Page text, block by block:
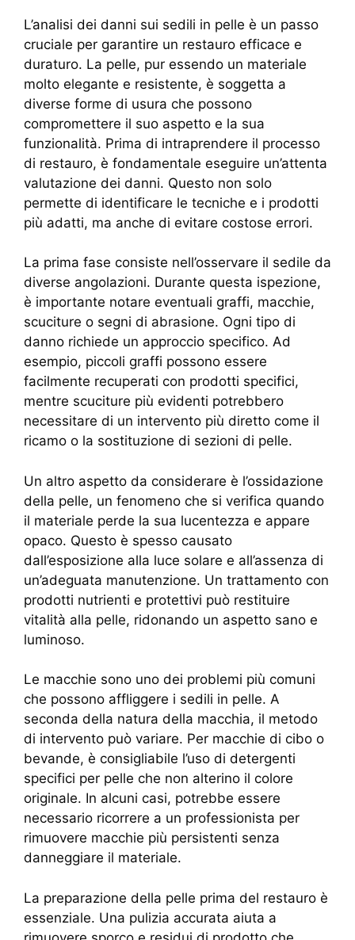
L’analisi dei danni sui sedili in pelle è un passo
cruciale per garantire un restauro efficace e
duraturo. La pelle, pur essendo un materiale
molto elegante e resistente, è soggetta a
diverse forme di usura che possono
compromettere il suo aspetto e la sua
funzionalità. Prima di intraprendere il processo
di restauro, è fondamentale eseguire un’attenta
valutazione dei danni. Questo non solo
permette di identificare le tecniche e i prodotti
più adatti, ma anche di evitare costose errori.
La prima fase consiste nell’osservare il sedile da
diverse angolazioni. Durante questa ispezione,
è importante notare eventuali graffi, macchie,
scuciture o segni di abrasione. Ogni tipo di
danno richiede un approccio specifico. Ad
esempio, piccoli graffi possono essere
facilmente recuperati con prodotti specifici,
mentre scuciture più evidenti potrebbero
necessitare di un intervento più diretto come il
ricamo o la sostituzione di sezioni di pelle.
Un altro aspetto da considerare è l’ossidazione
della pelle, un fenomeno che si verifica quando
il materiale perde la sua lucentezza e appare
opaco. Questo è spesso causato
dall’esposizione alla luce solare e all’assenza di
un’adeguata manutenzione. Un trattamento con
prodotti nutrienti e protettivi può restituire
vitalità alla pelle, ridonando un aspetto sano e
luminoso.
Le macchie sono uno dei problemi più comuni
che possono affliggere i sedili in pelle. A
seconda della natura della macchia, il metodo
di intervento può variare. Per macchie di cibo o
bevande, è consigliabile l’uso di detergenti
specifici per pelle che non alterino il colore
originale. In alcuni casi, potrebbe essere
necessario ricorrere a un professionista per
rimuovere macchie più persistenti senza
danneggiare il materiale.
La preparazione della pelle prima del restauro è
essenziale. Una pulizia accurata aiuta a